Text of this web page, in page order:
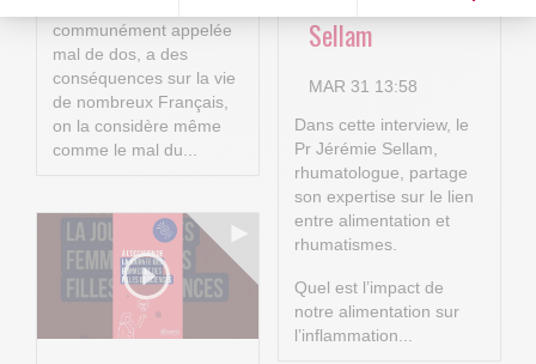
Axeptio consent
Plateforme de Gestion du Consentement : Personnalisez vos
Notre plateforme vous permet d'adapter et de gérer vos
communément appelée
mal de dos, a des
conséquences sur la vie
de nombreux Français,
on la considère même
comme le mal du...
Sellam
MAR 31 13:58
Dans cette interview, le
Pr Jérémie Sellam,
rhumatologue, partage
son expertise sur le lien
entre alimentation et
rhumatismes.
Quel est l’impact de
notre alimentation sur
l’inflammation...